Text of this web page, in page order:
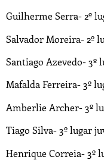
Guilherme Serra- 2º
Salvador Moreira- 2º
Santiago Azevedo-
Mafalda Ferreira- 3º
Amberlie Archer- 3º
Tiago Silva- 3º lugar
Henrique Correia- 3º